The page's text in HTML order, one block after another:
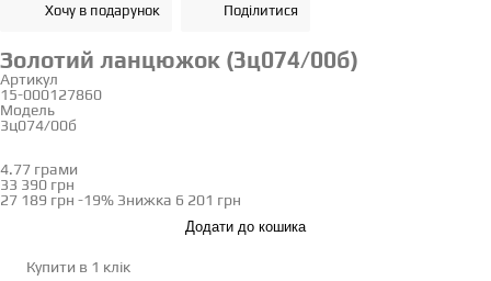
Хочу в подарунок Поділитися
Золотий ланцюжок (3ц074/00б)
Артикул
15-000127860
Модель
3ц074/00б
4.77 грами
33 390 грн
27 189 грн -19% Знижка 6 201 грн
Додати до кошика
Купити в 1 клік